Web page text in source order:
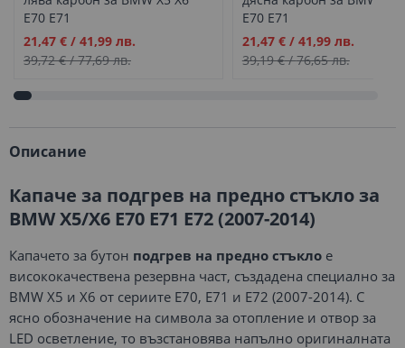
E70 E71
Промо
цена
21,47 € / 41,99 лв.
39,72 €/77,69 лв.
E70 E71
Промо
цена
21,47 €/ 41,99 лв.
39,19 €/76,65 лв.
Описание
Капаче за подгрев на предно стъкло за
BMW X5/X6 E70 E71 E72 (2007-2014)
Капачето за бутон подгрев на предно стъкло е
висококачествена резервна част, създадена специално за
BMW X5 и X6 от сериите E70, E71 и E72 (2007-2014). С
ясно обозначение на символа за отопление и отвор за
LED осветление, то възстановява напълно оригиналната